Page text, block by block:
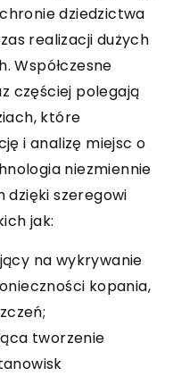
dziedzictwa
realizacji dużych
Współczesne
częściej polegają
które
i analizę miejsc o
niezmiennie
szeregowi
jak:
na wykrywanie
kopania,
tworzenie